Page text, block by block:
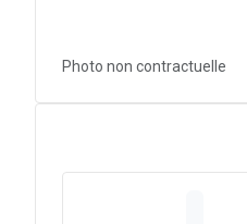
Photo non contractuelle